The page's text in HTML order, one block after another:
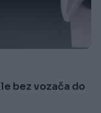
bez vozača do